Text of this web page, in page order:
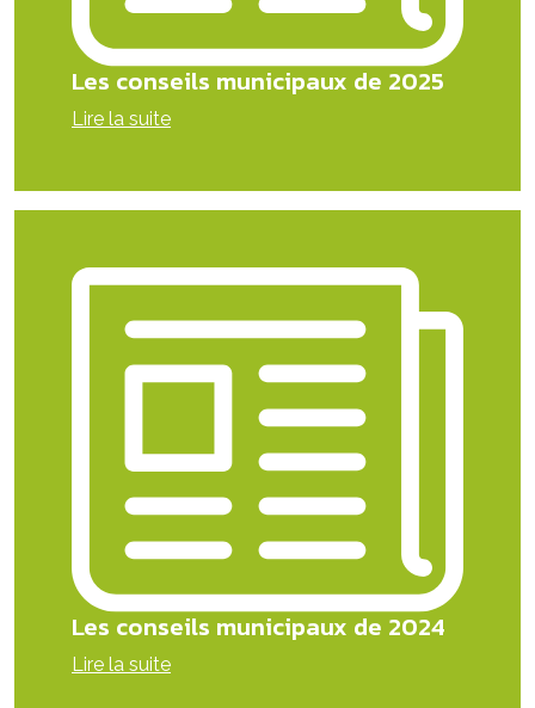
Les conseils municipaux de 2025
Lire la suite
Les conseils municipaux de 2024
Lire la suite